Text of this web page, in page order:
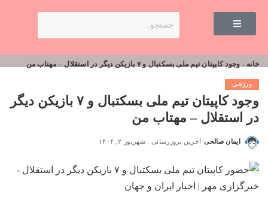
خانه - وجود کاپیتان تیم ملی بسکتبال و ۷ بازیکن دیگر در استقلال – مهتاب من
ورزشی
وجود کاپیتان تیم ملی بسکتبال و ۷ بازیکن دیگر
در استقلال – مهتاب من
ایمان صالحی آخرین بروزرسانی : شهریور ۲, ۱۴۰۴